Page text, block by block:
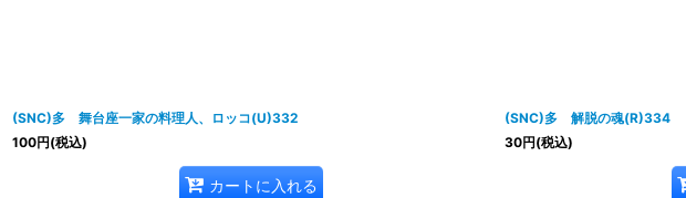
(SNC)多 舞台座一家の料理人、ロッコ(U)332
100円(税込)
カートに入れる
(SNC)多 解脱の魂(R)334
30円(税込)